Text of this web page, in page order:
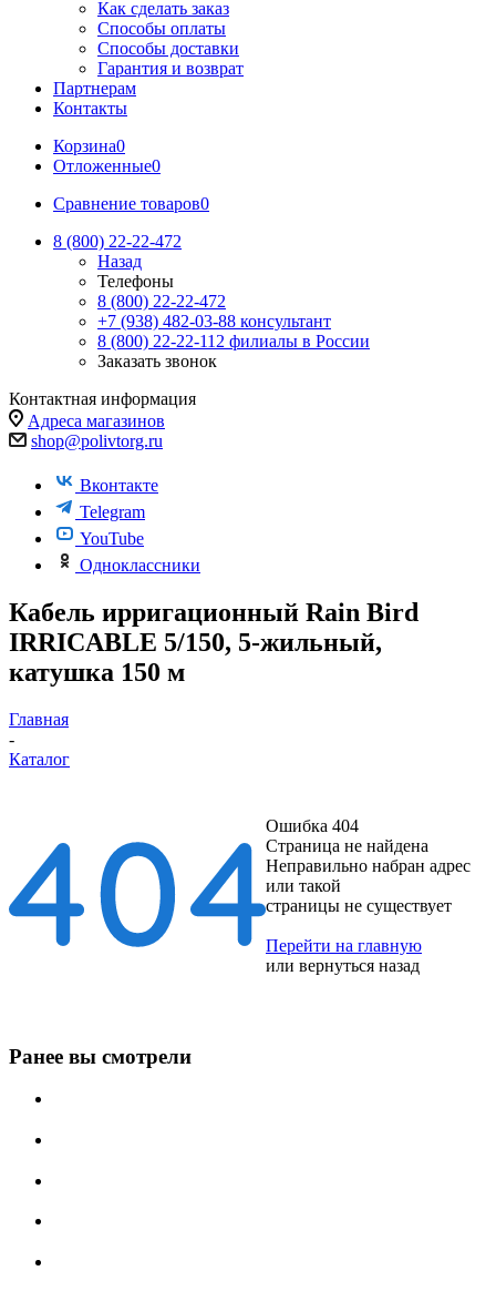
Как сделать заказ
Способы оплаты
Способы доставки
Гарантия и возврат
Партнерам
Контакты
Корзина0
Отложенные0
Сравнение товаров0
8 (800) 22-22-472
Назад
Телефоны
8 (800) 22-22-472
+7 (938) 482-03-88 консультант
8 (800) 22-22-112 филиалы в России
Заказать звонок
Контактная информация
Адреса магазинов
shop@polivtorg.ru
Вконтакте
Telegram
YouTube
Одноклассники
Кабель ирригационный Rain Bird
IRRICABLE 5/150, 5-жильный,
катушка 150 м
Главная
-
Каталог
Ошибка 404
Страница не найдена
Неправильно набран адрес
или такой
страницы не существует
Перейти на главную
или вернуться назад
Ранее вы смотрели